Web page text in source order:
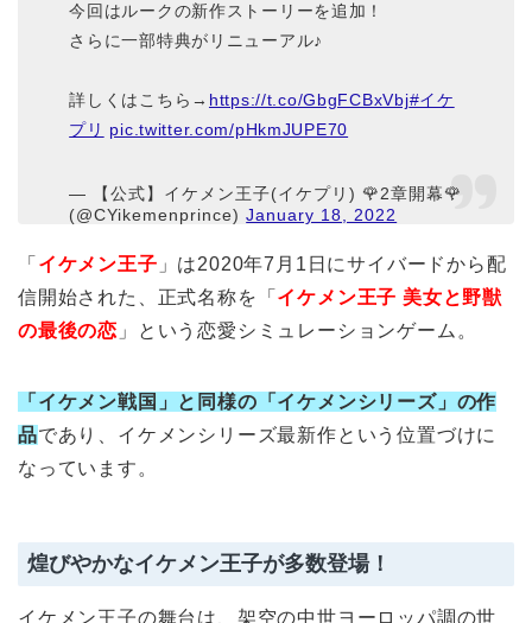
今回はルークの新作ストーリーを追加！
さらに一部特典がリニューアル♪
詳しくはこちら→ https://t.co/GbgFCBxVbj#イケ
プリ pic.twitter.com/pHkmJUPE70
— 【公式】イケメン王子(イケプリ) 🌹2章開幕🌹
(@CYikemenprince)January 18, 2022
「 イケメン王子 」は2020年7月1日にサイバードから配
信開始された、正式名称を「 イケメン王子 美女と野獣
の最後の恋 」という恋愛シミュレーションゲーム。
「イケメン戦国」と同様の「イケメンシリーズ」の作
品であり、イケメンシリーズ最新作という位置づけに
なっています。
煌びやかなイケメン王子が多数登場！
イケメン王子の舞台は、架空の中世ヨーロッパ調の世